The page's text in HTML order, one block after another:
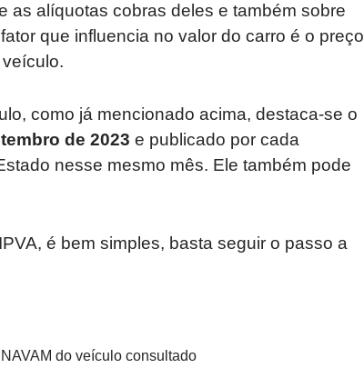
as alíquotas cobras deles e também sobre
que influencia no valor do carro é o preço
como já mencionado acima, destaca-se o
de 2023 e publicado por cada
nesse mesmo mês. Ele também pode
é bem simples, basta seguir o passo a
do veículo consultado